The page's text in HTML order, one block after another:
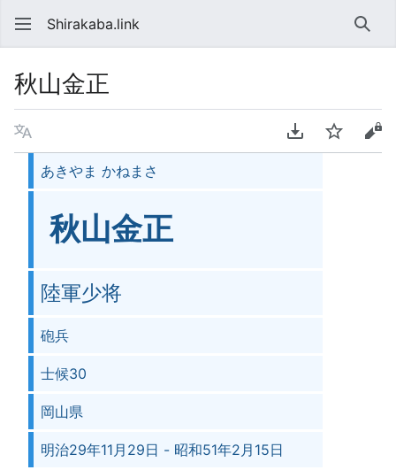
Shirakaba.link 検索
秋山金正
言語 PDFをダウンロ
ウォッチソ
あきやま かねまさ
秋山金正
陸軍少将
砲兵
士候30
岡山県
明治29年11月29日 - 昭和51年2月15日